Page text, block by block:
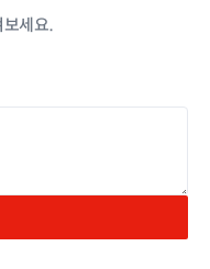
보세요.